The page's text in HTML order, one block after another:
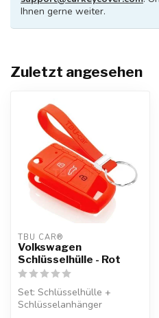
Ihnen gerne weiter.
Zuletzt angesehen
TBU CAR®
Volkswagen
Schlüsselhülle - Rot
Set: Schlüsselhülle +
Schlüsselanhänger